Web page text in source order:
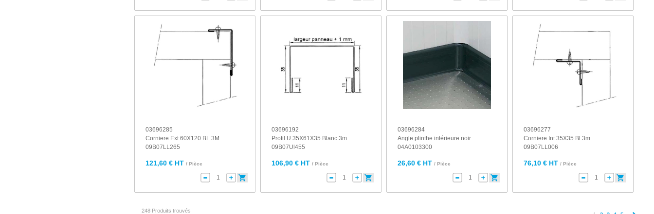
03696285
Corniere Ext 60X120 BL 3M
09B07LL265
121,60 € HT / Pièce
03696192
Profil U 35X61X35 Blanc 3m
09B07Ul455
106,90 € HT / Pièce
03696284
Angle plinthe intérieure noir
04A0103300
26,60 € HT / Pièce
03696277
Corniere Int 35X35 Bl 3m
09B07LL006
76,10 € HT / Pièce
248 Produits trouvés